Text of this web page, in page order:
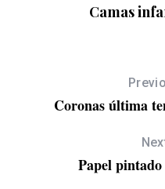
Camas
Coronas última
Papel